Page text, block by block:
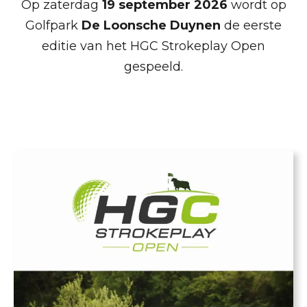
Op zaterdag 19 september 2026 wordt op
Golfpark De Loonsche Duynen de eerste
editie van het HGC Strokeplay Open
gespeeld.